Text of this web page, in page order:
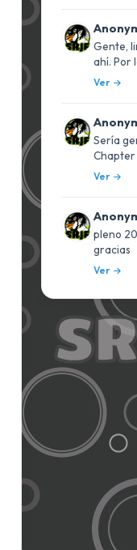
Gente,
ahí. Por
Ver
Sería
Chapter
Ver
pleno
gracias
Ver